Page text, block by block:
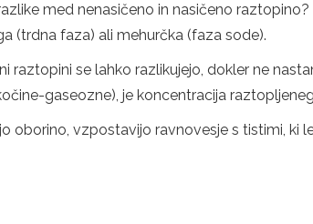
med nenasičeno in nasičeno
(trdna faza) ali mehurčka (faza sode).
raztopini se lahko razlikujejo, dokler ne
gaseozne), je koncentracija
oborino, vzpostavijo ravnovesje s tistimi, ki